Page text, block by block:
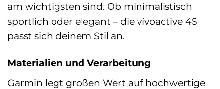
am wichtigsten sind. Ob minimalistisch,
sportlich oder elegant – die vívoactive 4S
passt sich deinem Stil an.
Materialien und Verarbeitung
Garmin legt großen Wert auf hochwertige